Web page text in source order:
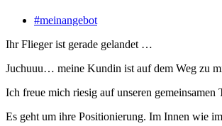
#meinangebot
Ihr Flieger ist gerade gelandet …
Juchuuu… meine Kundin ist auf dem Weg zu
Ich freue mich riesig auf unseren gemeinsamen
Es geht um ihre Positionierung. Im Innen wie